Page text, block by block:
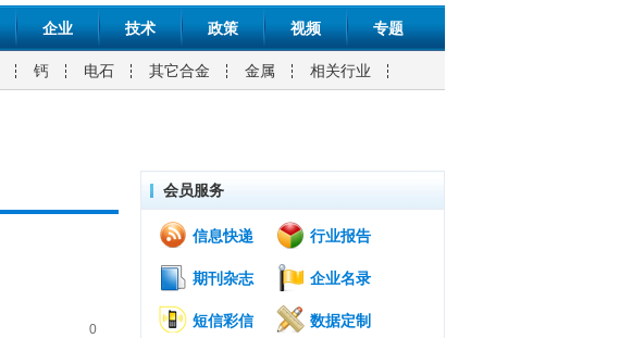
企业 技术 政策 视频 专题
钙 电石 其它合金 金属 相关行业
0
会员服务
信息快递 行业报告
期刊杂志 企业名录
短信彩信 数据定制